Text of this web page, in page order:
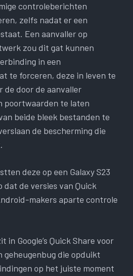
controleberichten
zelfs nadat er een
Een aanvaller op
zou dit gat kunnen
in een
te forceren, deze in leven te
de door de aanvaller
poortwaarden te laten
beide bleek bestanden te
de bescherming die
deze op een Galaxy S23
dat de versies van Quick
makers aparte controle
in Google’s Quick Share voor
geheugenbug die opduikt
op het juiste moment